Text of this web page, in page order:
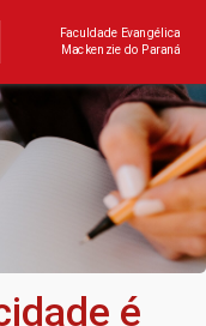
Faculdade Evangélica
Mackenzie do Paraná
é